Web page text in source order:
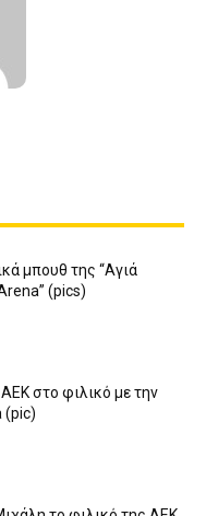
μπουθ της “Αγιά
(pics)
στο φιλικό με την
(pic)